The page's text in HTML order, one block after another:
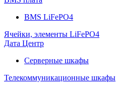
BMS LiFePO4
Ячейки, элементы LiFePO4
Дата Центр
Серверные шкафы
Телекоммуникационные шкафы